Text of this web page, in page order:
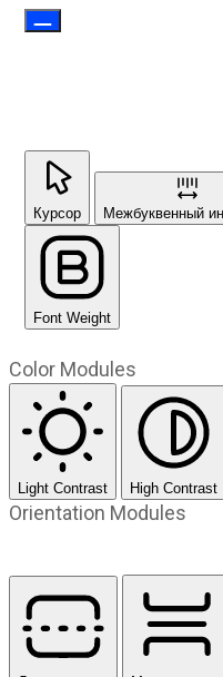
Курсор Межбуквенный
Font Weight
Color Modules
Light Contrast High Contrast
Orientation Modules